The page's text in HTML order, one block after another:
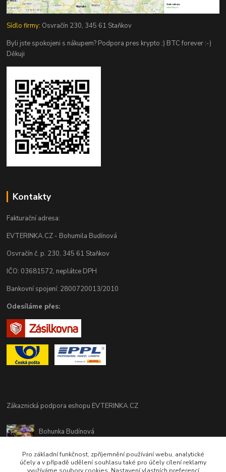
Sídlo firmy: Osvračín 230, 345 61 Staňkov
Byli jste spokojeni s nákupem? Podpora pres krypto :) BTC forever :-)
Děkuji
Kontakty
Fakturační adresa:
EVTERINKA.CZ - Bohumila Budínová
Osvračín č. p. 230, 345 61 Staňkov
IČO: 03681572, neplátce DPH
Bankovní spojení: 2800720013/2010
Odesíláme přes:
Zákaznická podpora eshopu EVTERINKA.CZ
Bohunka Budínová
(Po-Pá - 9:00-17:00hod, So 8:00-12:00hod)
Pro základní funkčnost, zpříjemnění používání webu, analytické
účely a v případě udělení souhlasu také pro účely cílení reklamy